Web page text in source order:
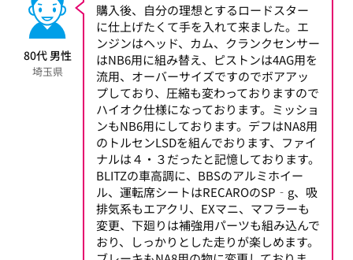
80代 男性
埼玉県
購入後、自分の理想とするロードスター
に仕上げたくて手を入れて来ました。エ
ンジンはヘッド、カム、クランクセンサー
はNB6用に組み替え、ピストンは4AG用を
流用、オーバーサイズですのでボアアッ
プしており、圧縮も変わっておりますので
ハイオク仕様になっております。ミッショ
ンもNB6用にしております。デフはNA8用
のトルセンLSDを組んでおります、ファイ
ナルは４・３だったと記憶しております。
BLITZの車高調に、BBSのアルミホイー
ル、運転席シートはRECAROのSP‐g、吸
排気系もエアクリ、EXマニ、マフラーも
変更、下廻りは補強用パーツも組み込んで
おり、しっかりとした走りが楽しめます。